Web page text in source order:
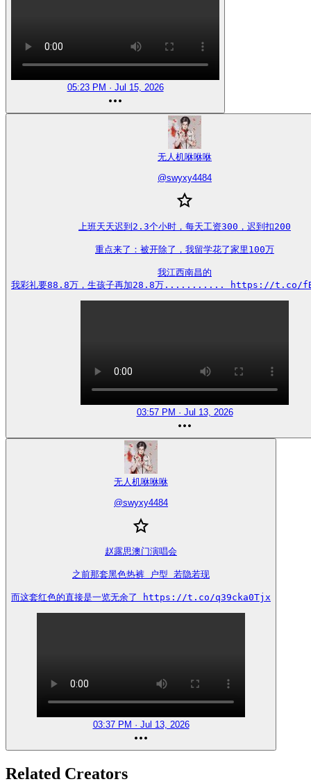
05:23 PM · Jul 15, 2026
无人机咻咻咻
@swyxy4484
上班天天迟到2.3个小时，每天工资300，迟到扣200
重点来了：被开除了，我留学花了家里100万
我江西南昌的
我彩礼要88.8万，生孩子再加28.8万........... https://t.co/
03:57 PM · Jul 13, 2026
无人机咻咻咻
@swyxy4484
赵露思澳门演唱会
之前那套黑色热裤 户型 若隐若现
而这套红色的直接是一览无余了 https://t.co/q39cka0Tjx
03:37 PM · Jul 13, 2026
Related Creators